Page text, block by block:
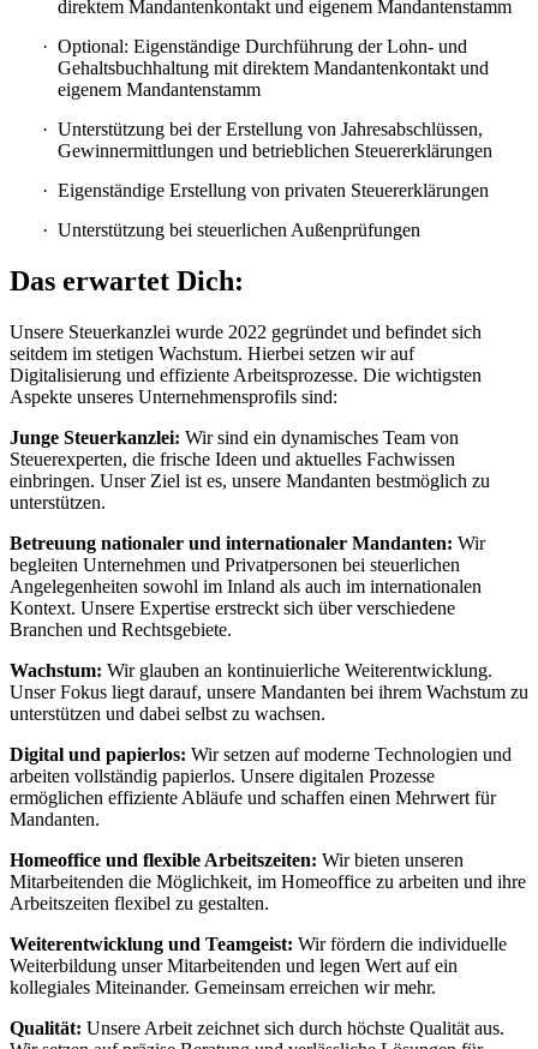
direktem Mandantenkontakt und eigenem Mandantenstamm
Optional: Eigenständige Durchführung der Lohn- und
Gehaltsbuchhaltung mit direktem Mandantenkontakt und
eigenem Mandantenstamm
Unterstützung bei der Erstellung von Jahresabschlüssen,
Gewinnermittlungen und betrieblichen Steuererklärungen
Eigenständige Erstellung von privaten Steuererklärungen
Unterstützung bei steuerlichen Außenprüfungen
Das erwartet Dich:
Unsere Steuerkanzlei wurde 2022 gegründet und befindet sich
seitdem im stetigen Wachstum. Hierbei setzen wir auf
Digitalisierung und effiziente Arbeitsprozesse. Die wichtigsten
Aspekte unseres Unternehmensprofils sind:
Junge Steuerkanzlei: Wir sind ein dynamisches Team von
Steuerexperten, die frische Ideen und aktuelles Fachwissen
einbringen. Unser Ziel ist es, unsere Mandanten bestmöglich zu
unterstützen.
Betreuung nationaler und internationaler Mandanten: Wir
begleiten Unternehmen und Privatpersonen bei steuerlichen
Angelegenheiten sowohl im Inland als auch im internationalen
Kontext. Unsere Expertise erstreckt sich über verschiedene
Branchen und Rechtsgebiete.
Wachstum: Wir glauben an kontinuierliche Weiterentwicklung.
Unser Fokus liegt darauf, unsere Mandanten bei ihrem Wachstum zu
unterstützen und dabei selbst zu wachsen.
Digital und papierlos: Wir setzen auf moderne Technologien und
arbeiten vollständig papierlos. Unsere digitalen Prozesse
ermöglichen effiziente Abläufe und schaffen einen Mehrwert für
Mandanten.
Homeoffice und flexible Arbeitszeiten: Wir bieten unseren
Mitarbeitenden die Möglichkeit, im Homeoffice zu arbeiten und ihre
Arbeitszeiten flexibel zu gestalten.
Weiterentwicklung und Teamgeist: Wir fördern die individuelle
Weiterbildung unser Mitarbeitenden und legen Wert auf ein
kollegiales Miteinander. Gemeinsam erreichen wir mehr.
Qualität: Unsere Arbeit zeichnet sich durch höchste Qualität aus.